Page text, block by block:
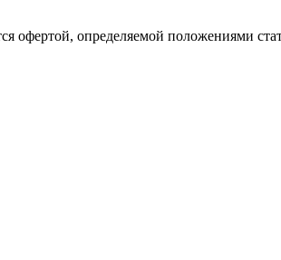
офертой, определяемой положениями